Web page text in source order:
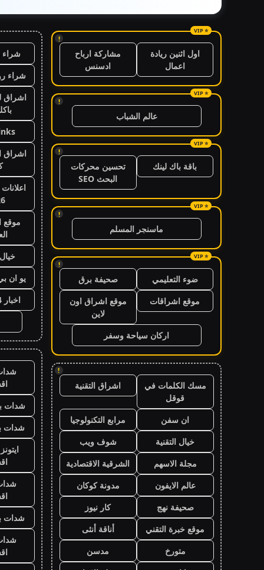
!
اول اثنين ريادة
اعمال
مشاركة ارباح
ادسنس
!
عالم الشباب
!
باقة باك لينك
تحسين محركات
البحث SEO
!
ماسنجر المسلم
!
ضوء التعليمي
صحيفة برق
موقع اشراقات
موقع اشراق اون
لاين
اركان سياحة وسفر
!
مسك الكلمات في
قوقل
اشراق التقنية
ان سفن
مرابع التكنولوجيا
خيال التقنية
شوف ويب
مجلة الاسهم
الشرقية الاقتصادية
عالم الايفون
مدونة كوكان
صحيفة نهج
كار نيوز
موقع خبرة التقني
أناقة أنثى
متورخ
مدسن
شراء
شراء
اشراق
اشراق
موقع
خيال
يو ان
اخبار 24 ساعة
شدات
شدات
شدات